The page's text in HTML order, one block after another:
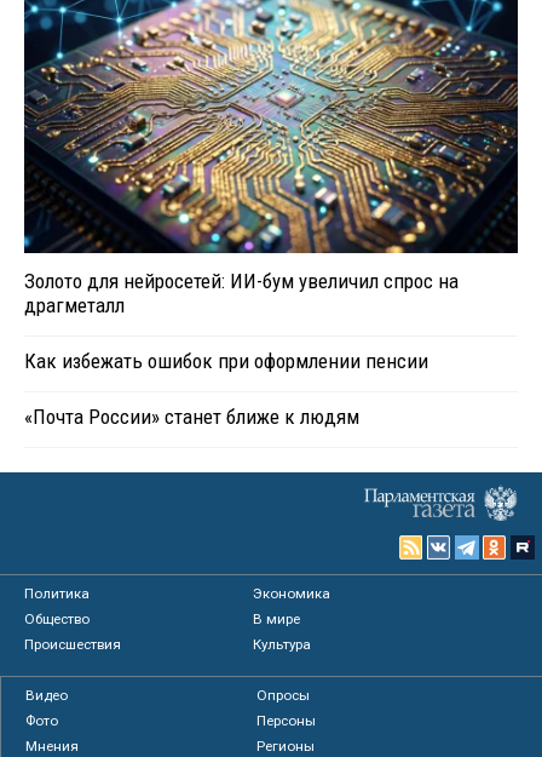
Золото для нейросетей: ИИ-бум увеличил спрос на
драгметалл
Как избежать ошибок при оформлении пенсии
«Почта России» станет ближе к людям
Политика
Экономика
Общество
В мире
Происшествия
Культура
Видео
Опросы
Фото
Персоны
Мнения
Регионы